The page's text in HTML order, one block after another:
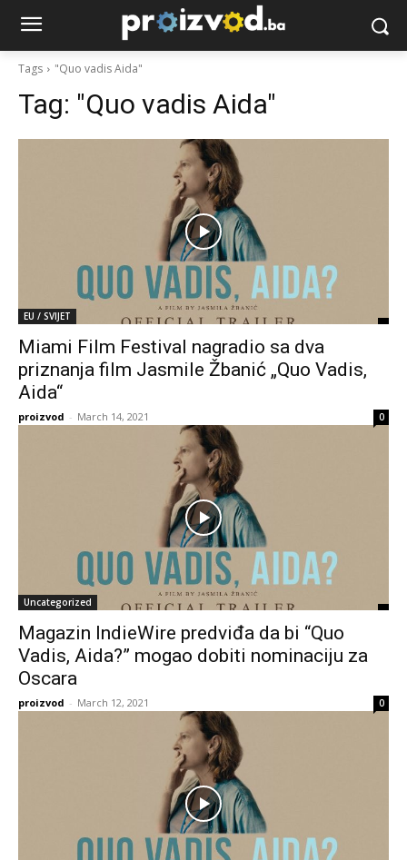
Tags "Quo vadis Aida"
Tag: "Quo vadis Aida"
EU / SVIJET
Miami Film Festival nagradio sa dva
priznanja film Jasmile Žbanić „Quo Vadis,
Aida“
proizvod - March 14, 2021 0
Uncategorized
Magazin IndieWire predviđa da bi “Quo
Vadis, Aida?” mogao dobiti nominaciju za
Oscara
proizvod - March 12, 2021 0